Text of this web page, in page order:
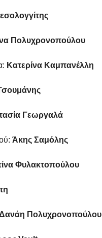
Πολυχρονοπούλου
Κατερίνα Καμπανέλλη
Γεωργαλά
Άκης Σαμόλης
Φυλακτοπούλου
Πολυχρονοπούλου